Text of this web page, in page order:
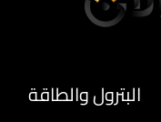
البترول والطاقة